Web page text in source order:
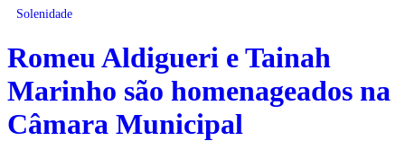
Solenidade
Romeu Aldigueri e Tainah
Marinho são homenageados na
Câmara Municipal